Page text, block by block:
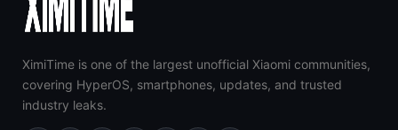
XimiTime is one of the largest unofficial Xiaomi communities,
covering HyperOS, smartphones, updates, and trusted
industry leaks.